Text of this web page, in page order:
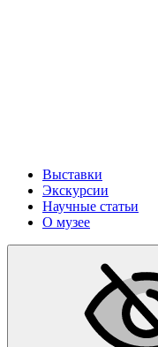
Выставки
Экскурсии
Научные статьи
О музее